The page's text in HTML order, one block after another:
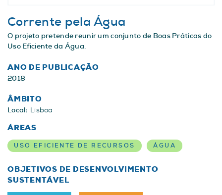
Corrente pela Água
O projeto pretende reunir um conjunto de Boas Práticas do
Uso Eficiente da Água.
ANO DE PUBLICAÇÃO
2018
ÂMBITO
Local: Lisboa
ÁREAS
USO EFICIENTE DE RECURSOS ÁGUA
OBJETIVOS DE DESENVOLVIMENTO
SUSTENTÁVEL